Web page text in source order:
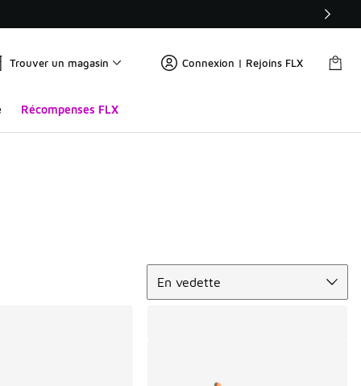
Trouver un magasin Connexion | Rejoins FLX
Récompenses FLX
En vedette